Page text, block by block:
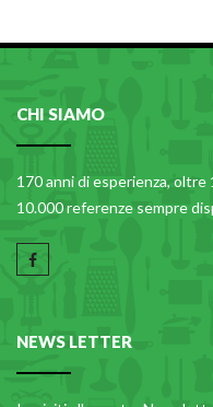
CHI SIAMO
170 anni di esperienza, oltre
10.000 referenze sempre
NEWS LETTER